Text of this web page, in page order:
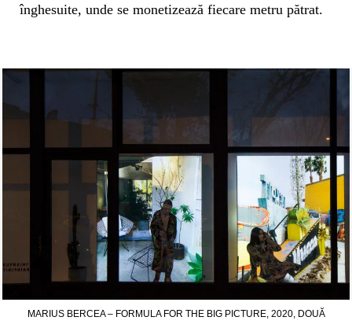
înghesuite, unde se monetizează fiecare metru pătrat.
MARIUS BERCEA – FORMULA FOR THE BIG PICTURE, 2020, DOUĂ